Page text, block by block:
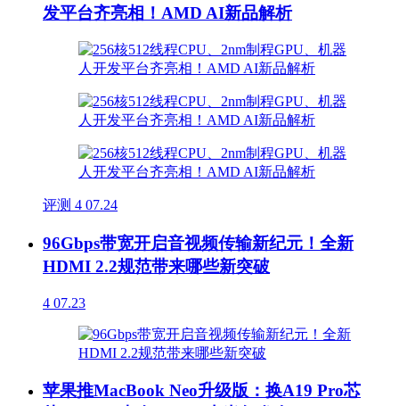
发平台齐亮相！AMD AI新品解析
评测 4 07.24
96Gbps带宽开启音视频传输新纪元！全新
HDMI 2.2规范带来哪些新突破
4 07.23
苹果推MacBook Neo升级版：换A19 Pro芯